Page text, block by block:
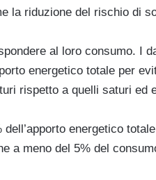
la riduzione del rischio di
al loro consumo. I
energetico totale per
rispetto a quelli saturi ed
energetico
a meno del 5% del